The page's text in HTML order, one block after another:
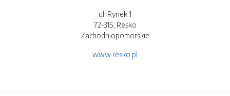
ul. Rynek 1
72-315, Resko
Zachodniopomorskie
www.resko.pl